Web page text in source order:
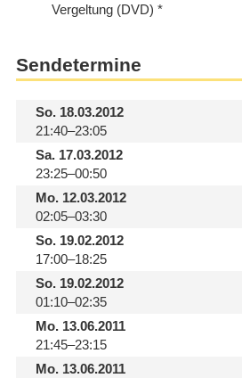
Vergeltung (DVD)
Sendetermine
So.18.03.2012
21:40–23:05
Sa.17.03.2012
23:25–00:50
Mo.12.03.2012
02:05–03:30
So.19.02.2012
17:00–18:25
So.19.02.2012
01:10–02:35
Mo.13.06.2011
21:45–23:15
Mo.13.06.2011